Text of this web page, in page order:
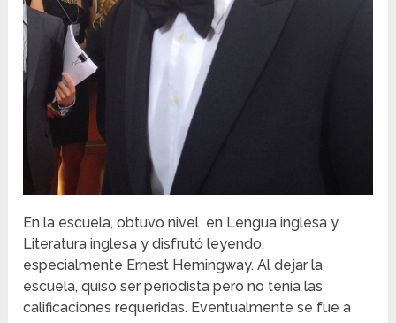
En la escuela, obtuvo nivel en Lengua inglesa y
Literatura inglesa y disfrutó leyendo,
especialmente Ernest Hemingway. Al dejar la
escuela, quiso ser periodista pero no tenía las
calificaciones requeridas. Eventualmente se fue a